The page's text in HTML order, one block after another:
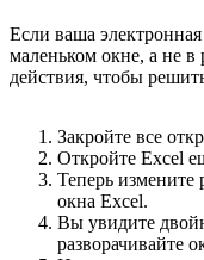
Если ваша
маленьком окне, а не
действия, чтобы
Закройте все
Откройте Excel
Теперь измените
окна Excel.
Вы увидите
разворачивайте